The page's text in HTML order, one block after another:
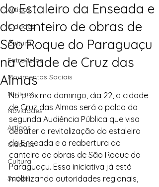
Artigos
Cidades
Cultura
Entrevistas
Movimentos Sociais
Notícias
Novidades
Artigos
Cidades
Cultura
Saúde
do Estaleiro da Enseada e
do canteiro de obras de
São Roque do Paraguaçu
na cidade de Cruz das
Almas
No próximo domingo, dia 22, a cidade
de Cruz das Almas será o palco da
segunda Audiência Pública que visa
debater a revitalização do estaleiro
da Enseada e a reabertura do
canteiro de obras de São Roque do
Paraguaçu. Essa iniciativa já está
mobilizando autoridades regionais,